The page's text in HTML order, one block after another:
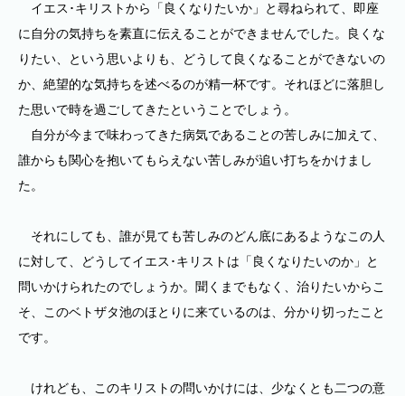
イエス･キリストから「良くなりたいか」と尋ねられて、即座
に自分の気持ちを素直に伝えることができませんでした。良くな
りたい、という思いよりも、どうして良くなることができないの
か、絶望的な気持ちを述べるのが精一杯です。それほどに落胆し
た思いで時を過ごしてきたということでしょう。
自分が今まで味わってきた病気であることの苦しみに加えて、
誰からも関心を抱いてもらえない苦しみが追い打ちをかけまし
た。
それにしても、誰が見ても苦しみのどん底にあるようなこの人
に対して、どうしてイエス･キリストは「良くなりたいのか」と
問いかけられたのでしょうか。聞くまでもなく、治りたいからこ
そ、このベトザタ池のほとりに来ているのは、分かり切ったこと
です。
けれども、このキリストの問いかけには、少なくとも二つの意